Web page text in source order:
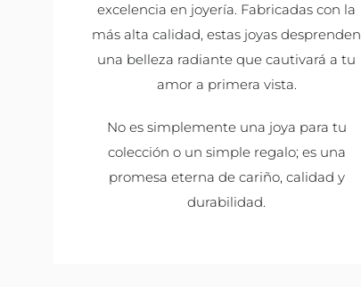
excelencia en joyería. Fabricadas con la
más alta calidad, estas joyas desprenden
una belleza radiante que cautivará a tu
amor a primera vista.
No es simplemente una joya para tu
colección o un simple regalo; es una
promesa eterna de cariño, calidad y
durabilidad.